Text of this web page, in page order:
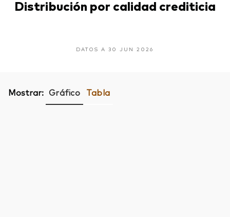
Distribución por calidad crediticia
DATOS A 30 JUN 2026
Mostrar: Gráfico Tabla